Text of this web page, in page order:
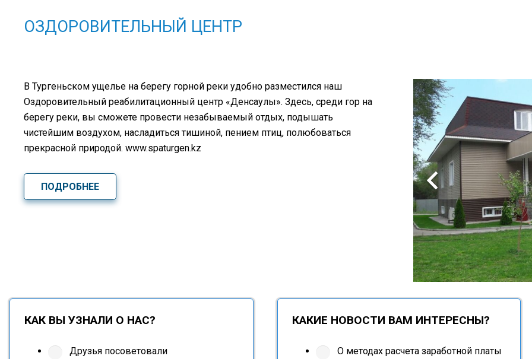
ОЗДОРОВИТЕЛЬНЫЙ ЦЕНТР
В Тургеньском ущелье на берегу горной реки удобно разместился наш
Оздоровительный реабилитационный центр «Денсаулық». Здесь, среди гор на
берегу реки, вы сможете провести незабываемый отдых, подышать
чистейшим воздухом, насладиться тишиной, пением птиц, полюбоваться
прекрасной природой. www.spaturgen.kz
ПОДРОБНЕЕ
КАК ВЫ УЗНАЛИ О НАС?
Друзья посоветовали
КАКИЕ НОВОСТИ ВАМ ИНТЕРЕСНЫ?
О методах расчета заработной платы